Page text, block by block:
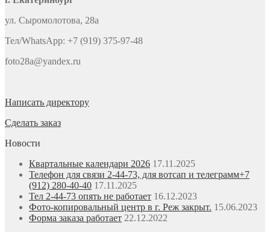
ул. Сыромолотова, 28а
Тел/WhatsApp: +7 (919) 375-97-48
foto28a@yandex.ru
Написать директору
Сделать заказ
Новости
Квартальные календари 2026 17.11.2025
Телефон для связи 2-44-73, для вотсап и телеграмм+7
(912) 280-40-40 17.11.2025
Тел 2-44-73 опять не работает 16.12.2023
Фото-копировальный центр в г. Реж закрыт. 15.06.2023
Форма заказа работает 22.12.2022